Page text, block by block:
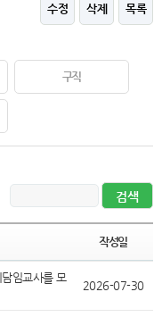
수정 삭제 목록
구직
작성일
임교사를 모
2026-07-30